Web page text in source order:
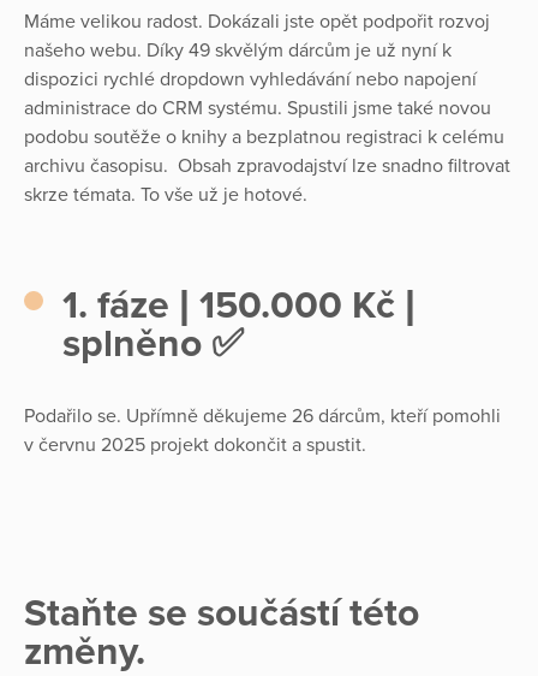
Máme velikou radost. Dokázali jste opět podpořit rozvoj
našeho webu. Díky 49 skvělým dárcům je už nyní k
dispozici rychlé dropdown vyhledávání nebo napojení
administrace do CRM systému. Spustili jsme také novou
podobu soutěže o knihy a bezplatnou registraci k celému
archivu časopisu. Obsah zpravodajství lze snadno filtrovat
skrze témata. To vše už je hotové.
1. fáze | 150.000 Kč |
splněno ✅
Podařilo se. Upřímně děkujeme 26 dárcům, kteří pomohli
v červnu 2025 projekt dokončit a spustit.
Staňte se součástí této
změny.